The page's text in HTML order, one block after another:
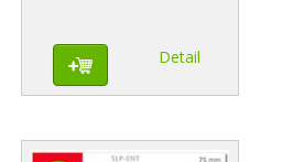
Detail